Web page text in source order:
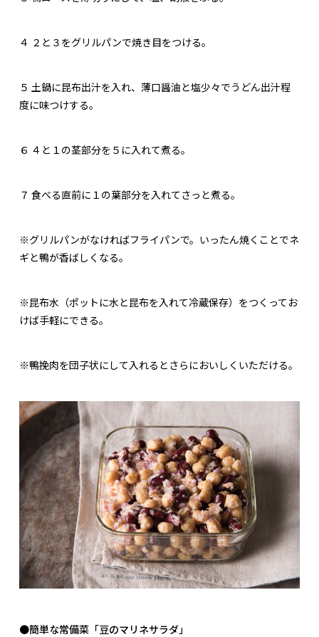
４ ２と３をグリルパンで焼き目をつける。
５ 土鍋に昆布出汁を入れ、薄口醤油と塩少々でうどん出汁程
度に味つけする。
６ ４と１の茎部分を５に入れて煮る。
７ 食べる直前に１の葉部分を入れてさっと煮る。
※グリルパンがなければフライパンで。いったん焼くことでネ
ギと鴨が香ばしくなる。
※昆布水（ポットに水と昆布を入れて冷蔵保存）をつくってお
けば手軽にできる。
※鴨挽肉を団子状にして入れるとさらにおいしくいただける。
●簡単な常備菜「豆のマリネサラダ」